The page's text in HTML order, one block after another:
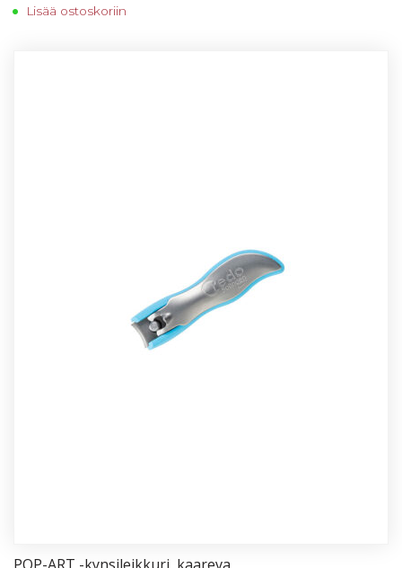
Lisää ostoskoriin